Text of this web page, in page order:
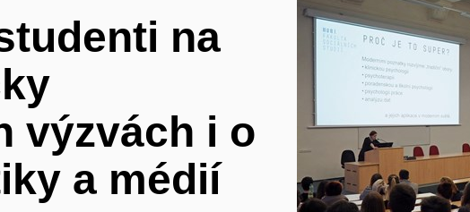
na
výzvách i o
a médií